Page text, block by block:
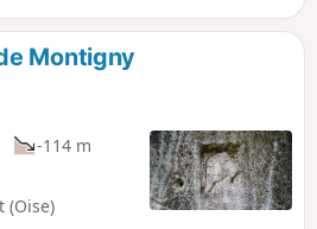
Montigny
-114 m
(Oise)